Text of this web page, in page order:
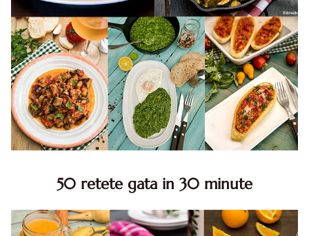
50 retete gata in 30 minute
minute. Retete rapide. Retete rapide de mancare. Idei
retete mancare rapid